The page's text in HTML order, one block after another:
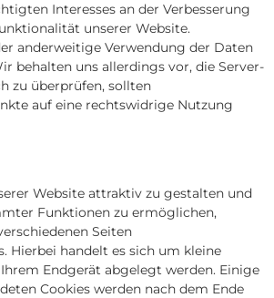
Interesses an der Verbesserung
unserer Website.
anderweitige Verwendung der Daten
behalten uns allerdings vor, die Server-
zu überprüfen, sollten
auf eine rechtswidrige Nutzung
Website attraktiv zu gestalten und
Funktionen zu ermöglichen,
Seiten
Hierbei handelt es sich um kleine
Endgerät abgelegt werden. Einige
Cookies werden nach dem Ende